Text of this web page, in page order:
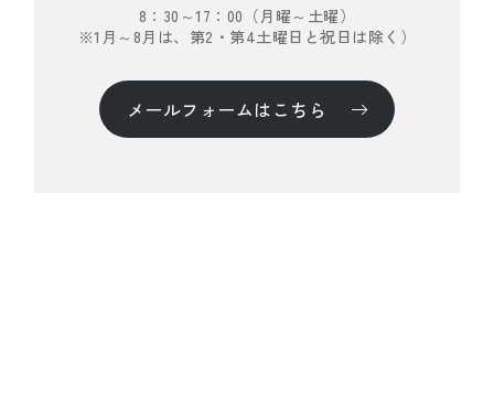
8：30～17：00（月曜～土曜）
※1月～8月は、第2・第4土曜日と祝日は除く）
メールフォームはこちら